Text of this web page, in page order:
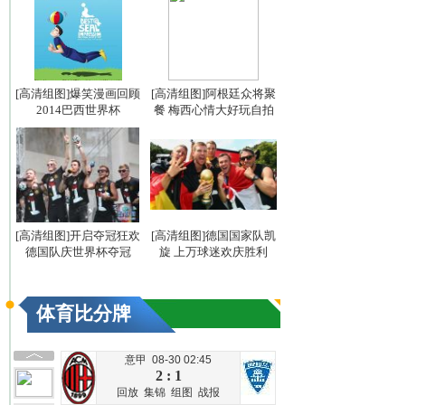
[高清组图]爆笑漫画回顾
2014巴西世界杯
[高清组图]阿根廷众将聚
餐 梅西心情大好玩自拍
[高清组图]开启夺冠狂欢
德国队庆世界杯夺冠
[高清组图]德国国家队凯
旋 上万球迷欢庆胜利
体育比分牌
意甲 08-30 02:45
2 : 1
回放 集锦 组图 战报